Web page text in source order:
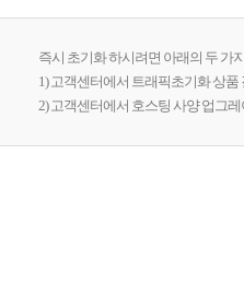
즉시 초기화 하시려면 아래의 두 가
1) 고객센터에서 트래픽초기화 상품
2) 고객센터에서 호스팅 사양 업그